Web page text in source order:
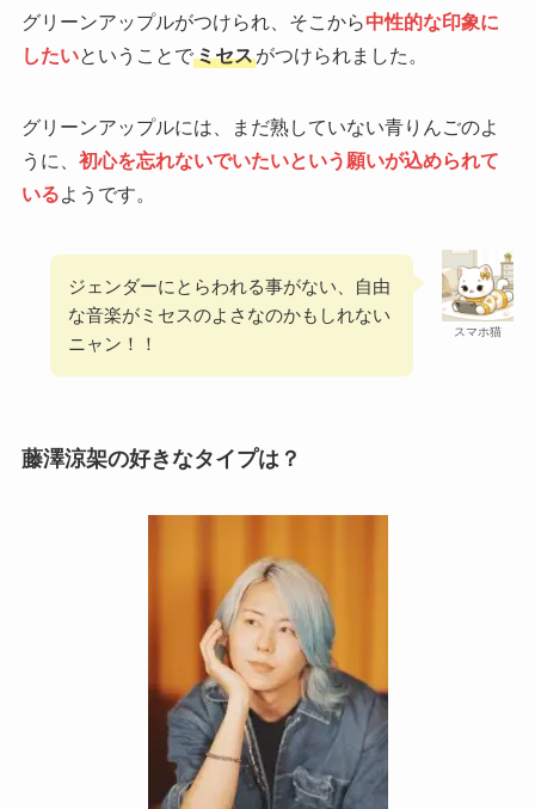
グリーンアップルがつけられ、そこから中性的な印象に
したいということでミセスがつけられました。
グリーンアップルには、まだ熟していない青りんごのよ
うに、 初心を忘れないでいたいという願いが込められて
いるようです。
スマホ猫
ジェンダーにとらわれる事がない、自由
な音楽がミセスのよさなのかもしれない
ニャン！！
藤澤涼架の好きなタイプは？